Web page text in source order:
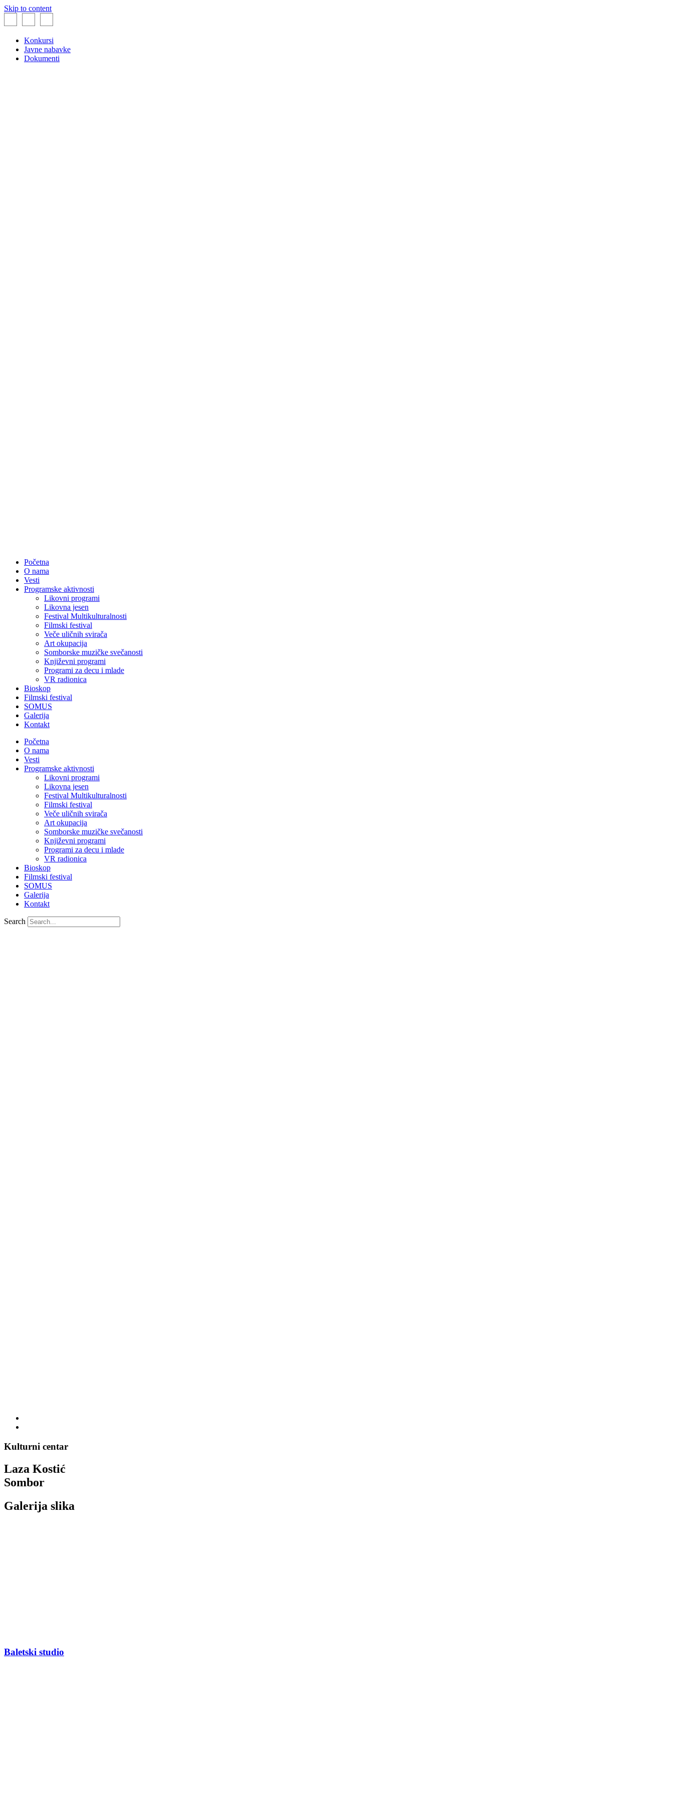
Skip to content
Konkursi
Javne nabavke
Dokumenti
Početna
O nama
Vesti
Programske aktivnosti
Likovni programi
Likovna jesen
Festival Multikulturalnosti
Filmski festival
Veče uličnih svirača
Art okupacija
Somborske muzičke svečanosti
Književni programi
Programi za decu i mlade
VR radionica
Bioskop
Filmski festival
SOMUS
Galerija
Kontakt
Početna
O nama
Vesti
Programske aktivnosti
Likovni programi
Likovna jesen
Festival Multikulturalnosti
Filmski festival
Veče uličnih svirača
Art okupacija
Somborske muzičke svečanosti
Književni programi
Programi za decu i mlade
VR radionica
Bioskop
Filmski festival
SOMUS
Galerija
Kontakt
Search
Kulturni centar
Laza Kostić
Sombor
Galerija slika
Baletski studio